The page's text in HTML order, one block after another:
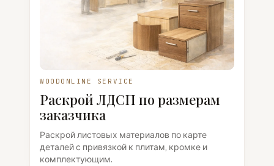
WOODONLINE SERVICE
Раскрой ЛДСП по размерам
заказчика
Раскрой листовых материалов по карте
деталей с привязкой к плитам, кромке и
комплектующим.